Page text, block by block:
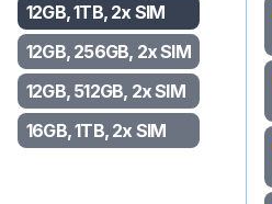
12GB, 1TB, 2x SIM
12GB, 256GB, 2x SIM
12GB, 512GB, 2x SIM
16GB, 1TB, 2x SIM